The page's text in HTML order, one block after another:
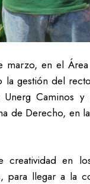
en el
gestión del
Caminos
de Derecho, en
en
para llegar a